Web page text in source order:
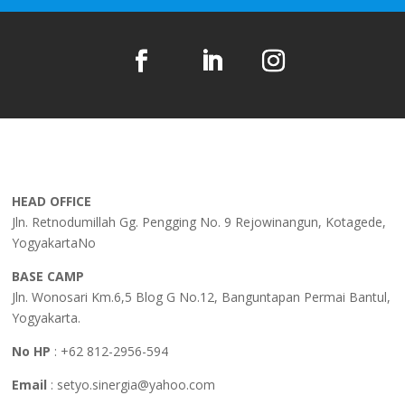
HEAD OFFICE
Jln. Retnodumillah Gg. Pengging No. 9 Rejowinangun, Kotagede,
YogyakartaNo
BASE CAMP
Jln. Wonosari Km.6,5 Blog G No.12, Banguntapan Permai Bantul,
Yogyakarta.
No HP : +62 812-2956-594
Email : setyo.sinergia@yahoo.com